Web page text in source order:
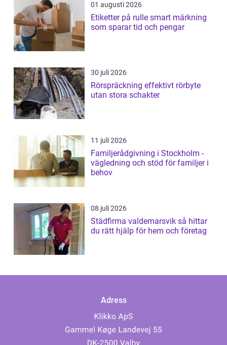
01 augusti 2026
Etiketter på rulle smart märkning
som sparar tid och pengar
30 juli 2026
Rörspräckning effektivt rörbyte
utan stora schakter
11 juli 2026
Familjerådgivning i Stockholm -
vägledning och stöd för familjer i
behov
08 juli 2026
Städfirma valdemarsvik så hittar
du rätt hjälp för hem och företag
Adress